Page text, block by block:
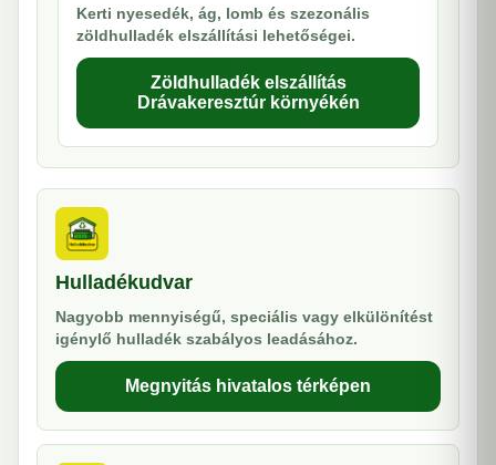
Kerti nyesedék, ág, lomb és szezonális
zöldhulladék elszállítási lehetőségei.
Zöldhulladék elszállítás
Drávakeresztúr környékén
Hulladékudvar
Nagyobb mennyiségű, speciális vagy elkülönítést
igénylő hulladék szabályos leadásához.
Megnyitás hivatalos térképen